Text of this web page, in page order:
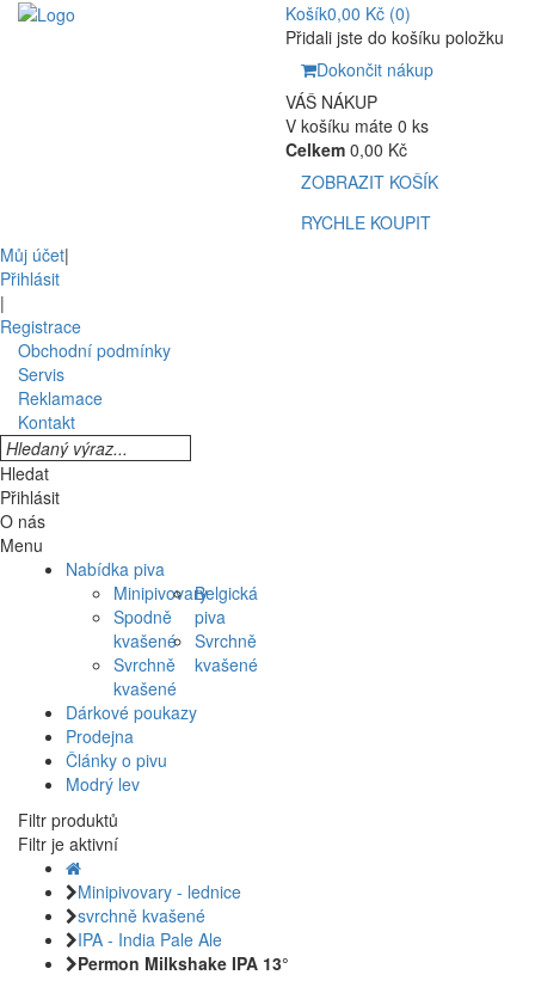
Košík0,00 Kč (0)
Přidali jste do košíku položku
Dokončit nákup
VÁŠ NÁKUP
V košíku máte 0 ks
Celkem 0,00 Kč
ZOBRAZIT KOŠÍK
RYCHLE KOUPIT
Můj účet|
Přihlásit
|
Registrace
Obchodní podmínky
Servis
Reklamace
Kontakt
Hledat
Přihlásit
O nás
Menu
Nabídka piva
Minipivovary
Spodně
kvašené
Svrchně
kvašené
Belgická
piva
Svrchně
kvašené
Dárkové poukazy
Prodejna
Články o pivu
Modrý lev
Filtr produktů
Filtr je aktivní
Minipivovary - lednice
svrchně kvašené
IPA - India Pale Ale
Permon Milkshake IPA 13°